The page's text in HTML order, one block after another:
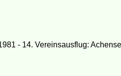
- 14. Vereinsausflug: